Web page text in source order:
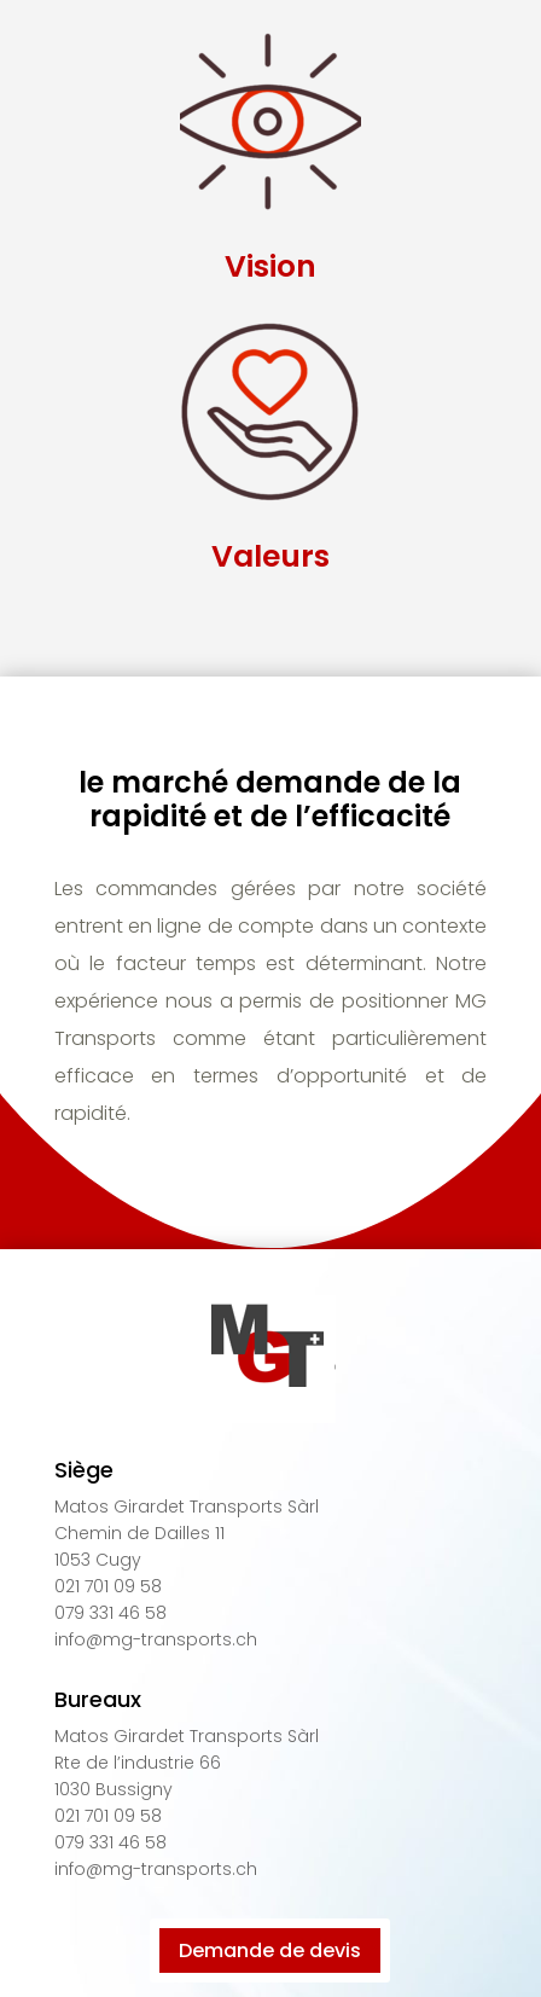
Vision
Valeurs
le marché demande de la
rapidité et de l’efficacité
Les commandes gérées par notre société
entrent en ligne de compte dans un contexte
où le facteur temps est déterminant. Notre
expérience nous a permis de positionner MG
Transports comme étant particulièrement
efficace en termes d’opportunité et de
rapidité.
Siège
Matos Girardet Transports Sàrl
Chemin de Dailles 11
1053 Cugy
021 701 09 58
079 331 46 58
info@mg-transports.ch
Bureaux
Matos Girardet Transports Sàrl
Rte de l’industrie 66
1030 Bussigny
021 701 09 58
079 331 46 58
info@mg-transports.ch
Demande de devis